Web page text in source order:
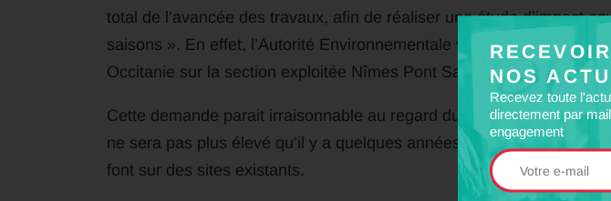
NOS
Recevez toute
directement par
engagement
total de l’avancée des travaux, afin de réaliser une étude d’impact
saisons ». En effet, l’Autorité Environnementale vient de faire cette
Occitanie sur la section exploitée Nîmes Pont Saint Esprit, et les
Cette demande parait irraisonnable au regard du fait que le nombre
ne sera pas plus élevé qu’il y a quelques années (fret + TER), et
font sur des sites existants.